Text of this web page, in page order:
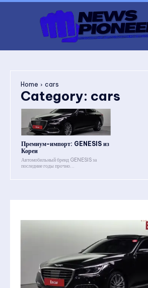
Home cars
Category: cars
Премиум-импорт: GENESIS из
Кореи
Автомобильный бренд GENESIS за
последние годы прочно...